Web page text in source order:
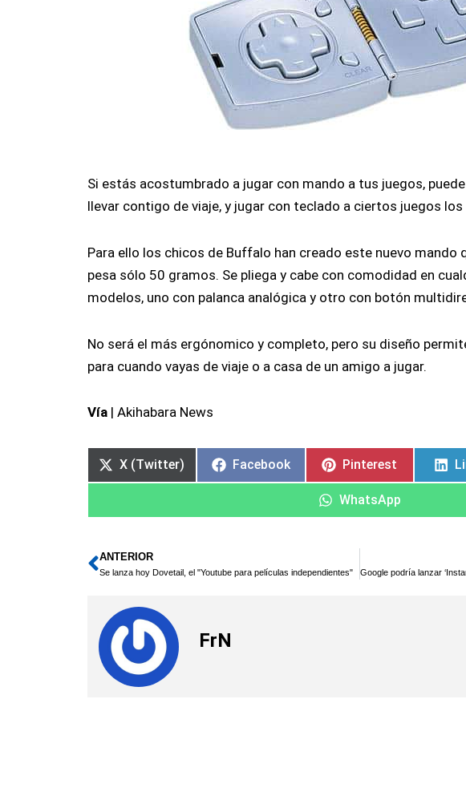
Si estás acostumbrado a jugar con mando a tus juegos,
llevar contigo de viaje, y jugar con teclado a ciertos juegos los
Para ello los chicos de Buffalo han creado este nuevo mando
pesa sólo 50 gramos. Se pliega y cabe con comodidad en
modelos, uno con palanca analógica y otro con botón
No será el más ergónomico y completo, pero su diseño
para cuando vayas de viaje o a casa de un amigo a jugar.
Vía | Akihabara News
X (Twitter) Facebook Pinterest
WhatsApp
Ant
ANTERIOR
Se lanza hoy Dovetail, el "Youtube para películas independientes"
FrN